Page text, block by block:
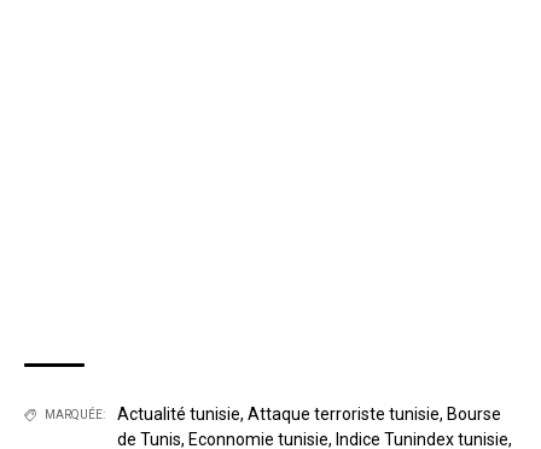
MARQUÉE: Actualité tunisie, Attaque terroriste tunisie, Bourse
de Tunis, Econnomie tunisie, Indice Tunindex tunisie,